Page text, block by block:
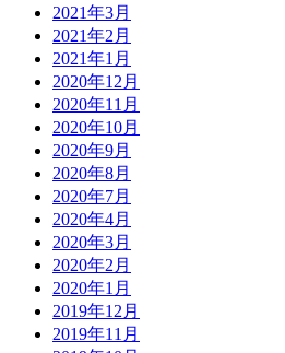
2021年3月
2021年2月
2021年1月
2020年12月
2020年11月
2020年10月
2020年9月
2020年8月
2020年7月
2020年4月
2020年3月
2020年2月
2020年1月
2019年12月
2019年11月